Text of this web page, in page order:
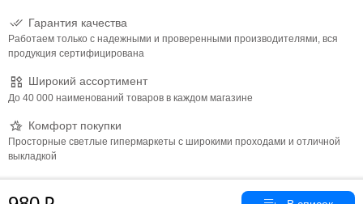
Гарантия качества
Работаем только с надежными и проверенными производителями, вся
продукция сертифицирована
Широкий ассортимент
До 40 000 наименований товаров в каждом магазине
Комфорт покупки
Просторные светлые гипермаркеты с широкими проходами и отличной
выкладкой